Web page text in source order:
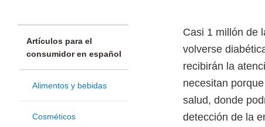
Artículos para el
consumidor en español
Alimentos y bebidas
Cosméticos
Casi 1 millón de
volverse
recibirán la
necesitan
salud, donde
detección de la